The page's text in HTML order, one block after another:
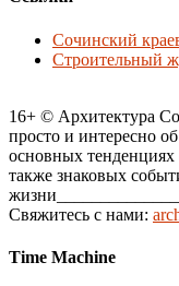
Сочинский
Строительный
16+ © Архитектура
просто и интересно
основных
также знаковых
Свяжитесь с нами:
Time Machine